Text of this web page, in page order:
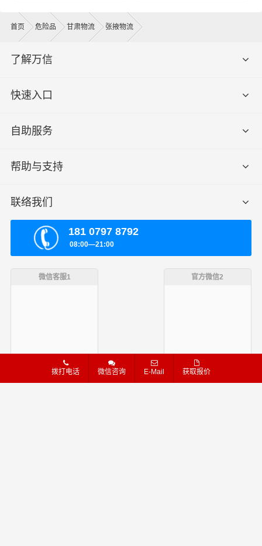
首页 危险品 甘肃物流 张掖物流
拨打电话 微信咨询 E-Mail 获取报价
了解万信
快速入口
自助服务
帮助与支持
联络我们
181 0797 8792
08:00—21:00
微信客服1
咨询 ▪ 下单
官方微信2
查单 ▪ 建议